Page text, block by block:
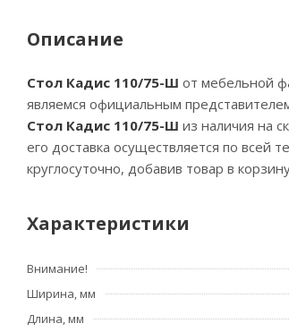
Описание
Стол Кадис 110/75-Ш от мебельной
являемся официальным
Стол Кадис 110/75-Ш из наличия на
его доставка осуществляется по
круглосуточно, добавив товар в
Характеристики
Внимание!
Ширина, мм
Длина, мм